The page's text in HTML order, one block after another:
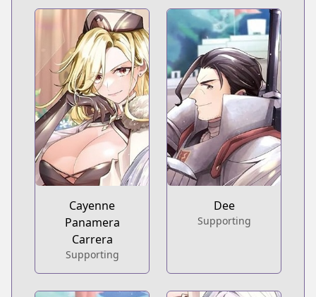
Cayenne
Panamera
Carrera
Supporting
Dee
Supporting